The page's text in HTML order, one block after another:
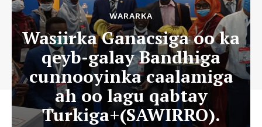
WARARKA
Wasiirka Ganacsiga oo ka
qeyb-galay Bandhiga
cunnooyinka caalamiga
ah oo lagu qabtay
Turkiga+(SAWIRRO).